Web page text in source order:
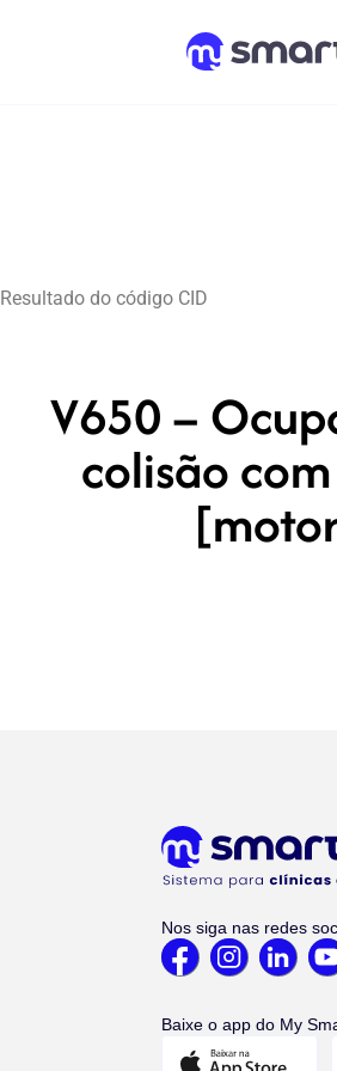
Resultado do código CID
V650 –
colisão
Nos siga nas redes
Baixe o app do My